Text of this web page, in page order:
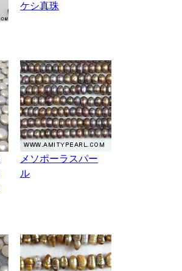
ケシ真珠
メソポーラスパー
ル